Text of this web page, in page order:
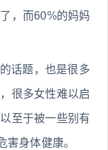
，而60%的妈妈
话题，也是很多
很多女性难以启
至于被一些别有
害身体健康。